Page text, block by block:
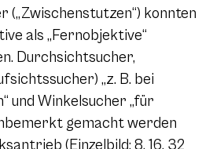
(„Zwischenstutzen“) konnten
als „Fernobjektive“
Durchsichtsucher,
„z. B. bei
und Winkelsucher „für
gemacht werden
(Einzelbild; 8, 16, 32